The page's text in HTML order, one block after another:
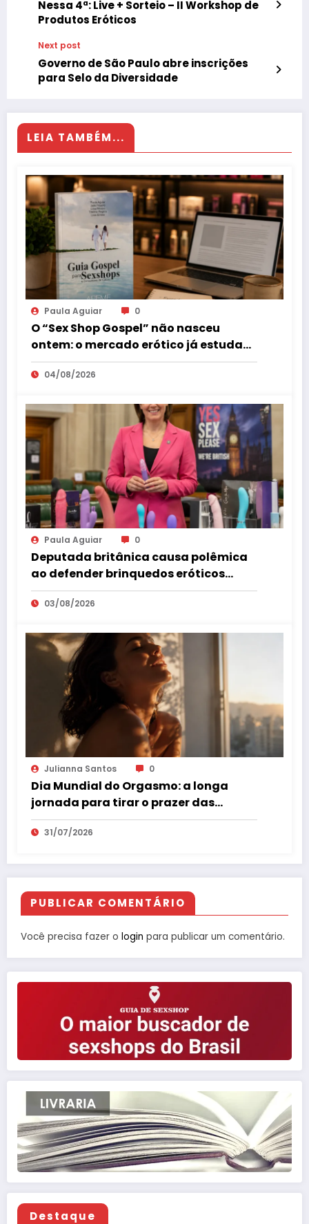
Nessa 4ª: Live + Sorteio – II Workshop de
Produtos Eróticos
Next post
Governo de São Paulo abre inscrições
para Selo da Diversidade
LEIA TAMBÉM...
Paula Aguiar 0
O “Sex Shop Gospel” não nasceu
ontem: o mercado erótico já estuda
esse consumidor há mais de uma
década
04/08/2026
Paula Aguiar 0
Deputada britânica causa polêmica
ao defender brinquedos eróticos
como parte da educação sexual
03/08/2026
Julianna Santos 0
Dia Mundial do Orgasmo: a longa
jornada para tirar o prazer das
sombras
31/07/2026
PUBLICAR COMENTÁRIO
Você precisa fazer o login para publicar um comentário.
Destaque